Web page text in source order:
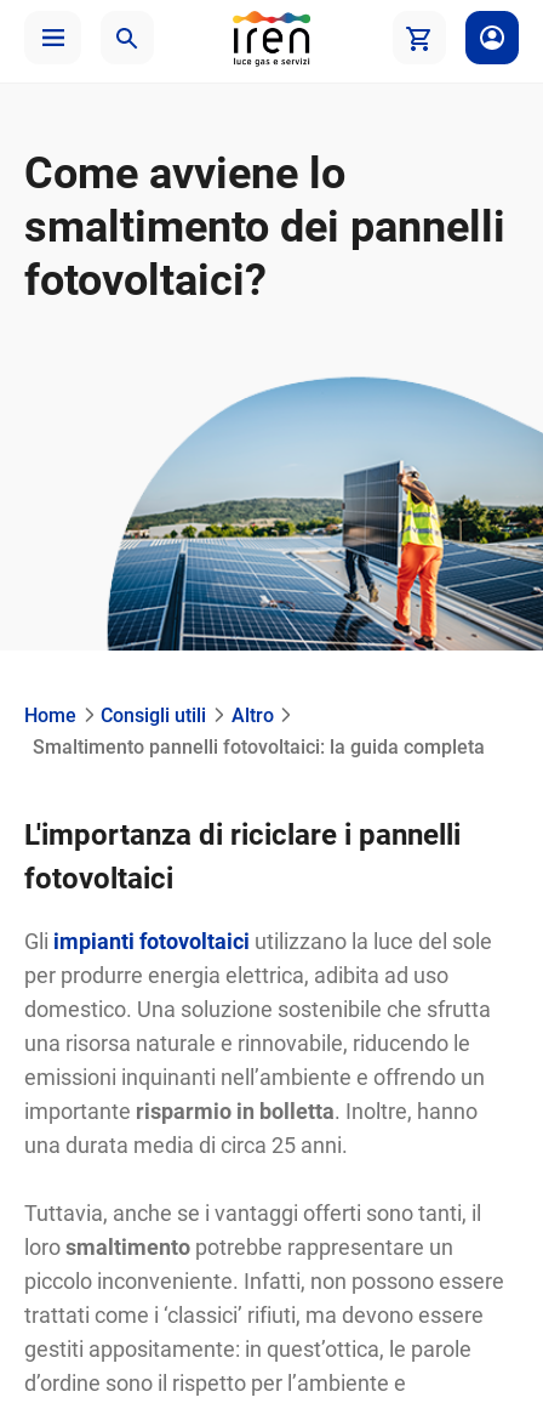
Come avviene lo
smaltimento dei pannelli
fotovoltaici?
Home Consigli utili
Altro
Smaltimento pannelli fotovoltaici: la guida completa
L'importanza di riciclare i pannelli
fotovoltaici
Gli impianti fotovoltaici utilizzano la luce del sole
per produrre energia elettrica, adibita ad uso
domestico. Una soluzione sostenibile che sfrutta
una risorsa naturale e rinnovabile, riducendo le
emissioni inquinanti nell’ambiente e offrendo un
importante risparmio in bolletta. Inoltre, hanno
una durata media di circa 25 anni.
Tuttavia, anche se i vantaggi offerti sono tanti, il
lorosmaltimento potrebbe rappresentare un
piccolo inconveniente. Infatti, non possono essere
trattati come i ‘classici’ rifiuti, ma devono essere
gestiti appositamente: in quest’ottica, le parole
d’ordine sono il rispetto per l’ambiente e